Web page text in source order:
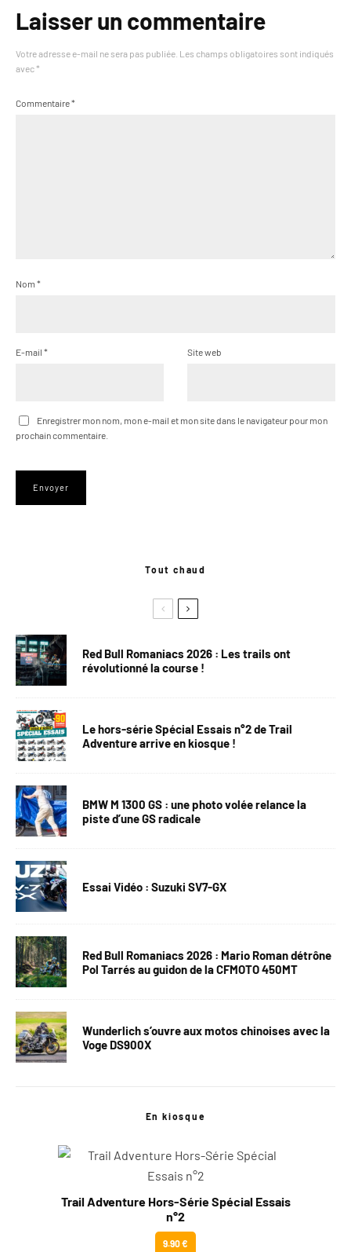
Laisser un commentaire
Votre adresse e-mail ne sera pas publiée. Les champs obligatoires sont indiqués
avec *
Commentaire*
Nom *
E-mail * Site web
Enregistrer mon nom, mon e-mail et mon site dans le navigateur pour mon
prochain commentaire.
Tout chaud
Red Bull Romaniacs 2026 : Les trails ont
révolutionné la course !
Le hors-série Spécial Essais n°2 de Trail
Adventure arrive en kiosque !
BMW M 1300 GS : une photo volée relance la
piste d’une GS radicale
Essai Vidéo : Suzuki SV7-GX
Red Bull Romaniacs 2026 : Mario Roman détrône
Pol Tarrés au guidon de la CFMOTO 450MT
Wunderlich s’ouvre aux motos chinoises avec la
Voge DS900X
En kiosque
Trail Adventure Hors-Série Spécial Essais
n°2
9.90 €